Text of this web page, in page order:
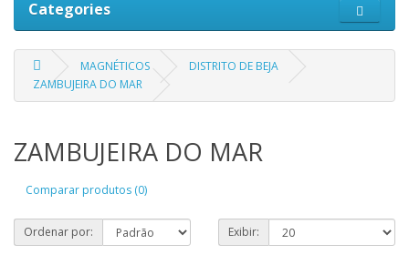
Categories
MAGNÉTICOS
DISTRITO DE BEJA
ZAMBUJEIRA DO MAR
ZAMBUJEIRA DO MAR
Comparar produtos (0)
Ordenar por: Exibir: